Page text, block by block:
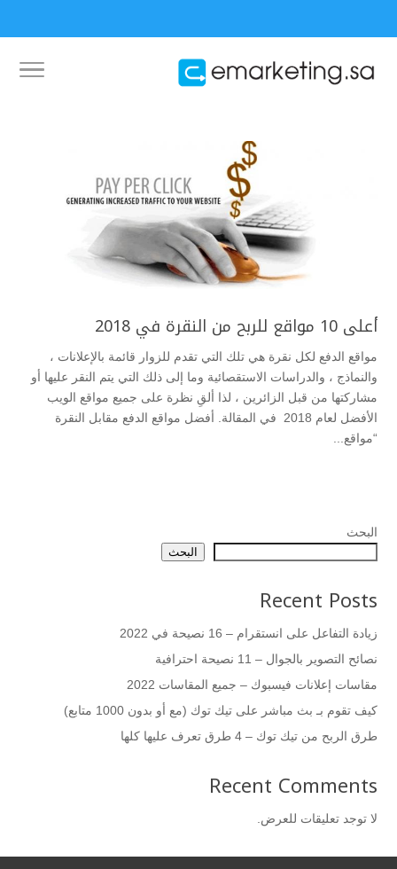
أعلى 10 مواقع للربح من النقرة في 2018
مواقع الدفع لكل نقرة هي تلك التي تقدم للزوار قائمة بالإعلانات ،
والنماذج ، والدراسات الاستقصائية وما إلى ذلك التي يتم النقر عليها أو
مشاركتها من قبل الزائرين ، لذا ألقِ نظرة على جميع مواقع الويب
الأفضل لعام 2018 في المقالة. أفضل مواقع الدفع مقابل النقرة
“مواقع...
البحث
البحث
Recent Posts
زيادة التفاعل على انستقرام – 16 نصيحة في 2022
نصائح التصوير بالجوال – 11 نصيحة احترافية
مقاسات إعلانات فيسبوك – جميع المقاسات 2022
كيف تقوم بـ بث مباشر على تيك توك (مع أو بدون 1000 متابع)
طرق الربح من تيك توك – 4 طرق تعرف عليها كلها
Recent Comments
لا توجد تعليقات للعرض.